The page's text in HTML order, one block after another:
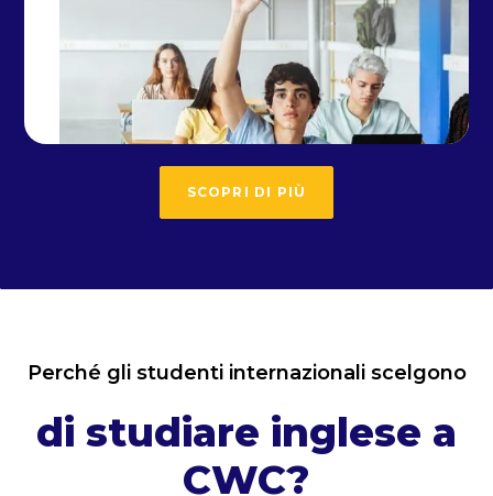
SCOPRI DI PIÙ
Perché gli studenti internazionali scelgono
di studiare inglese a
CWC?